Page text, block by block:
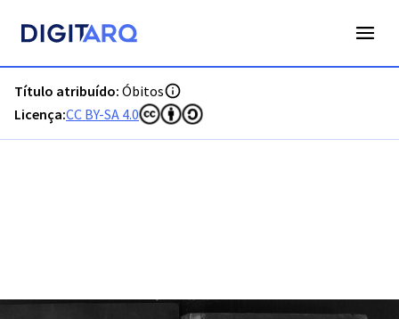
Título atribuído: Óbitos
Licença:CC BY-SA 4.0